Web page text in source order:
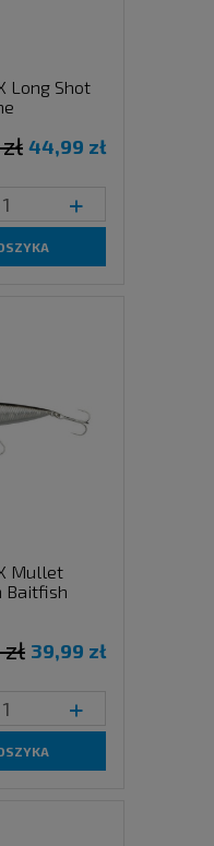
Long Shot
44,99 zł
+
Mullet
Baitfish
39,99 zł
+